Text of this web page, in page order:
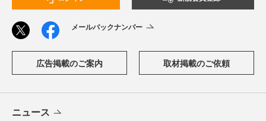
メールバックナンバー
広告掲載のご案内 取材掲載のご依頼
ニュース